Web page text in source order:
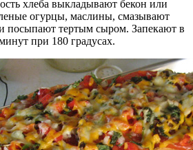
хлеба выкладывают бекон или
огурцы, маслины, смазывают
посыпают тертым сыром. Запекают в
при 180 градусах.